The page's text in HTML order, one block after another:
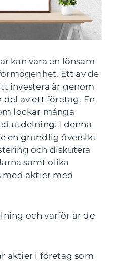
kan vara en lönsam
Ett av de
investera är genom
del av ett företag. En
lockar många
utdelning. I denna
en grundlig översikt
och diskutera
samt olika
med aktier med
och varför är de
aktier i företag som